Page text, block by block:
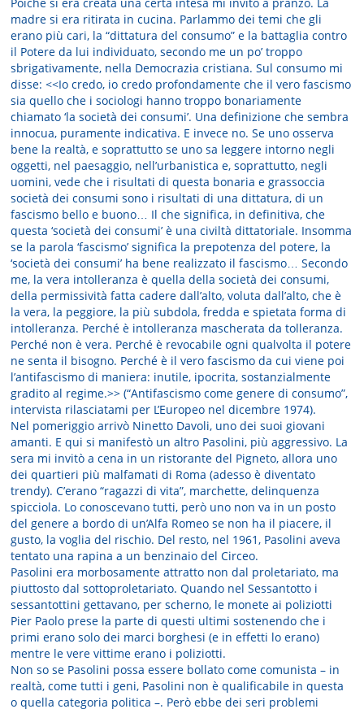
madre si era ritirata in cucina. Parlammo dei temi che gli
erano più cari, la “dittatura del consumo” e la battaglia contro
il Potere da lui individuato, secondo me un po’ troppo
sbrigativamente, nella Democrazia cristiana. Sul consumo mi
disse: <<Io credo, io credo profondamente che il vero fascismo
sia quello che i sociologi hanno troppo bonariamente
chiamato ‘la società dei consumi’. Una definizione che sembra
innocua, puramente indicativa. E invece no. Se uno osserva
bene la realtà, e soprattutto se uno sa leggere intorno negli
oggetti, nel paesaggio, nell’urbanistica e, soprattutto, negli
uomini, vede che i risultati di questa bonaria e grassoccia
società dei consumi sono i risultati di una dittatura, di un
fascismo bello e buono… Il che significa, in definitiva, che
questa ‘società dei consumi’ è una civiltà dittatoriale. Insomma
se la parola ‘fascismo’ significa la prepotenza del potere, la
‘società dei consumi’ ha bene realizzato il fascismo… Secondo
me, la vera intolleranza è quella della società dei consumi,
della permissività fatta cadere dall’alto, voluta dall’alto, che è
la vera, la peggiore, la più subdola, fredda e spietata forma di
intolleranza. Perché è intolleranza mascherata da tolleranza.
Perché non è vera. Perché è revocabile ogni qualvolta il potere
ne senta il bisogno. Perché è il vero fascismo da cui viene poi
l’antifascismo di maniera: inutile, ipocrita, sostanzialmente
gradito al regime.>> (“Antifascismo come genere di consumo”,
intervista rilasciatami per L’Europeo nel dicembre 1974).
Nel pomeriggio arrivò Ninetto Davoli, uno dei suoi giovani
amanti. E qui si manifestò un altro Pasolini, più aggressivo. La
sera mi invitò a cena in un ristorante del Pigneto, allora uno
dei quartieri più malfamati di Roma (adesso è diventato
trendy). C’erano “ragazzi di vita”, marchette, delinquenza
spicciola. Lo conoscevano tutti, però uno non va in un posto
del genere a bordo di un’Alfa Romeo se non ha il piacere, il
gusto, la voglia del rischio. Del resto, nel 1961, Pasolini aveva
tentato una rapina a un benzinaio del Circeo.
Pasolini era morbosamente attratto non dal proletariato, ma
piuttosto dal sottoproletariato. Quando nel Sessantotto i
sessantottini gettavano, per scherno, le monete ai poliziotti
Pier Paolo prese la parte di questi ultimi sostenendo che i
primi erano solo dei marci borghesi (e in effetti lo erano)
mentre le vere vittime erano i poliziotti.
Non so se Pasolini possa essere bollato come comunista – in
realtà, come tutti i geni, Pasolini non è qualificabile in questa
o quella categoria politica –. Però ebbe dei seri problemi